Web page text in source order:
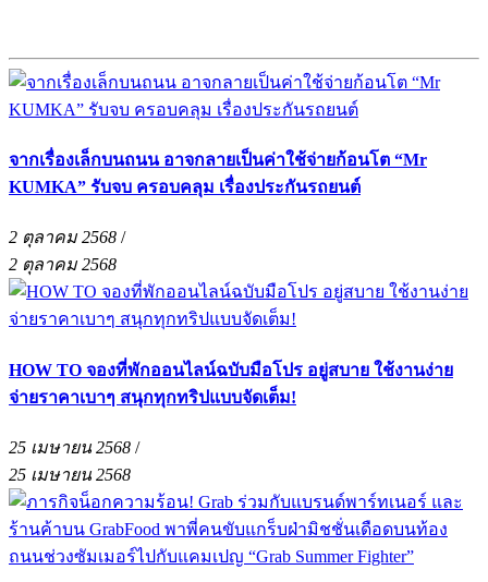
จากเรื่องเล็กบนถนน อาจกลายเป็นค่าใช้จ่ายก้อนโต “Mr
KUMKA” รับจบ ครอบคลุม เรื่องประกันรถยนต์
2 ตุลาคม 2568 /
2 ตุลาคม 2568
HOW TO จองที่พักออนไลน์ฉบับมือโปร อยู่สบาย ใช้งานง่าย
จ่ายราคาเบาๆ สนุกทุกทริปแบบจัดเต็ม!
25 เมษายน 2568 /
25 เมษายน 2568